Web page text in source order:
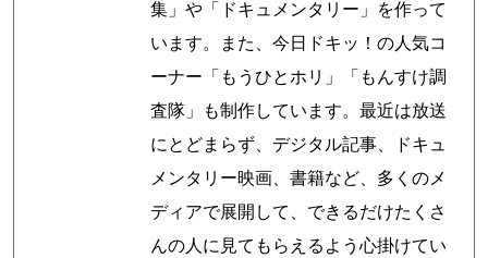
集」や「ドキュメンタリー」を作って
います。また、今日ドキッ！の人気コ
ーナー「もうひとホリ」「もんすけ調
査隊」も制作しています。最近は放送
にとどまらず、デジタル記事、ドキュ
メンタリー映画、書籍など、多くのメ
ディアで展開して、できるだけたくさ
んの人に見てもらえるよう心掛けてい